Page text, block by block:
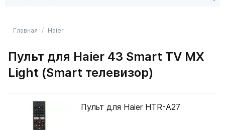
Главная Haier
Пульт для Haier 43 Smart TV MX
Light (Smart телевизор)
Пульт для Haier HTR-A27